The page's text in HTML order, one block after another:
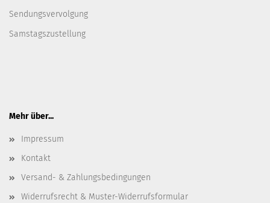
Sendungsvervolgung
Samstagszustellung
Mehr über...
Impressum
Kontakt
Versand- & Zahlungsbedingungen
Widerrufsrecht & Muster-Widerrufsformular